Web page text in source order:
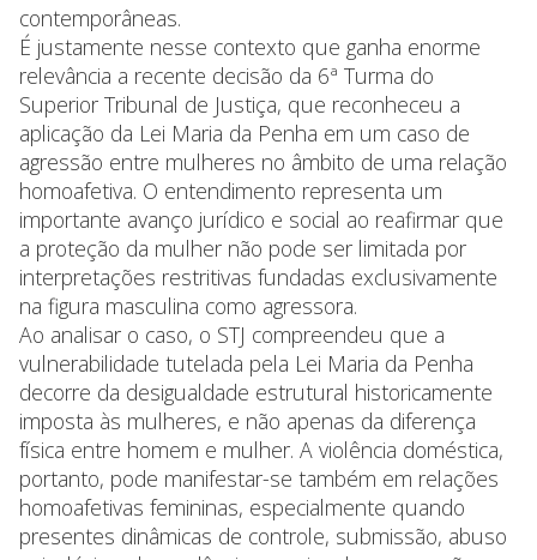
contemporâneas.
É justamente nesse contexto que ganha enorme
relevância a recente decisão da 6ª Turma do
Superior Tribunal de Justiça, que reconheceu a
aplicação da Lei Maria da Penha em um caso de
agressão entre mulheres no âmbito de uma relação
homoafetiva. O entendimento representa um
importante avanço jurídico e social ao reafirmar que
a proteção da mulher não pode ser limitada por
interpretações restritivas fundadas exclusivamente
na figura masculina como agressora.
Ao analisar o caso, o STJ compreendeu que a
vulnerabilidade tutelada pela Lei Maria da Penha
decorre da desigualdade estrutural historicamente
imposta às mulheres, e não apenas da diferença
física entre homem e mulher. A violência doméstica,
portanto, pode manifestar-se também em relações
homoafetivas femininas, especialmente quando
presentes dinâmicas de controle, submissão, abuso